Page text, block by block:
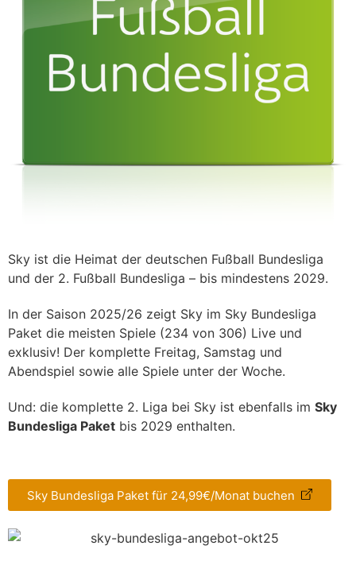
Sky ist die Heimat der deutschen Fußball Bundesliga
und der 2. Fußball Bundesliga – bis mindestens 2029.
In der Saison 2025/26 zeigt Sky im Sky Bundesliga
Paket die meisten Spiele (234 von 306) Live und
exklusiv! Der komplette Freitag, Samstag und
Abendspiel sowie alle Spiele unter der Woche.
Und: die komplette 2. Liga bei Sky ist ebenfalls im Sky
Bundesliga Paket bis 2029 enthalten.
Sky Bundesliga Paket für 24,99€/Monat buchen